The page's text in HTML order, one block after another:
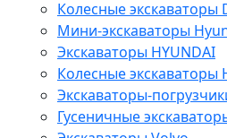
Колесные экскаваторы
Мини-экскаваторы
Экскаваторы HYUNDAI
Колесные экскаваторы
Экскаваторы-
Гусеничные